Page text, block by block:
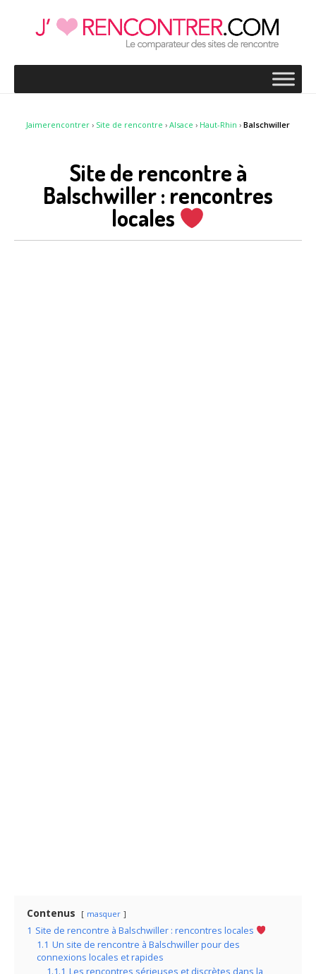
Jaimerencontrer › Site de rencontre › Alsace › Haut-Rhin › Balschwiller
Site de rencontre à
Balschwiller : rencontres
locales
Contenus masquer
1 Site de rencontre à Balschwiller : rencontres locales
1.1 Un site de rencontre à Balschwiller pour des
connexions locales et rapides
1.1.1 Les rencontres sérieuses et discrètes dans la